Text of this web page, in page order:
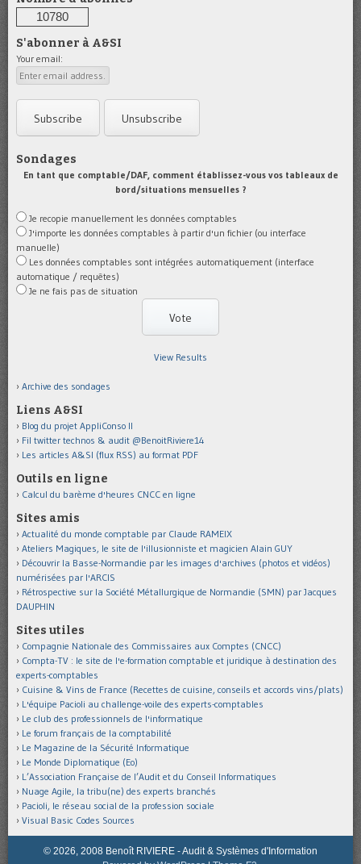
10780
S'abonner à A&SI
Your email:
Sondages
En tant que comptable/DAF, comment établissez-vous vos tableaux de
bord/situations mensuelles ?
Je recopie manuellement les données comptables
J'importe les données comptables à partir d'un fichier (ou interface
manuelle)
Les données comptables sont intégrées automatiquement (interface
automatique / requêtes)
Je ne fais pas de situation
View Results
Archive des sondages
Liens A&SI
Blog du projet AppliConso II
Fil twitter technos & audit @BenoitRiviere14
Les articles A&SI (flux RSS) au format PDF
Outils en ligne
Calcul du barème d'heures CNCC en ligne
Sites amis
Actualité du monde comptable par Claude RAMEIX
Ateliers Magiques, le site de l'illusionniste et magicien Alain GUY
Découvrir la Basse-Normandie par les images d'archives (photos et vidéos)
numérisées par l'ARCIS
Rétrospective sur la Société Métallurgique de Normandie (SMN) par Jacques
DAUPHIN
Sites utiles
Compagnie Nationale des Commissaires aux Comptes (CNCC)
Compta-TV : le site de l'e-formation comptable et juridique à destination des
experts-comptables
Cuisine & Vins de France (Recettes de cuisine, conseils et accords vins/plats)
L'équipe Pacioli au challenge-voile des experts-comptables
Le club des professionnels de l'informatique
Le forum français de la comptabilité
Le Magazine de la Sécurité Informatique
Le Monde Diplomatique (Eo)
L’Association Française de l’Audit et du Conseil Informatiques
Nuage Agile, la tribu(ne) des experts branchés
Pacioli, le réseau social de la profession sociale
Visual Basic Codes Sources
© 2026, 2008 Benoît RIVIERE - Audit & Systèmes d'Information